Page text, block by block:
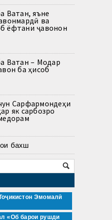
Ватан, яъне
ва
ёфтани ҷавонон
Ватан – Модар
ба ҳисоб
Сарфармондеҳи
як сарбозро
бахш
Эмомалӣ
«Об барои рушди